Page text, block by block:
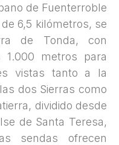
de Fuenterroble
6,5 kilómetros, se
de Tonda, con
metros para
vistas tanto a la
dos Sierras como
dividido desde
de Santa Teresa,
sendas ofrecen